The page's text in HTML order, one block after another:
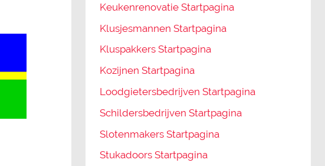
Keukenrenovatie Startpagina
Klusjesmannen Startpagina
Kluspakkers Startpagina
Kozijnen Startpagina
Loodgietersbedrijven Startpagina
Schildersbedrijven Startpagina
Slotenmakers Startpagina
Stukadoors Startpagina